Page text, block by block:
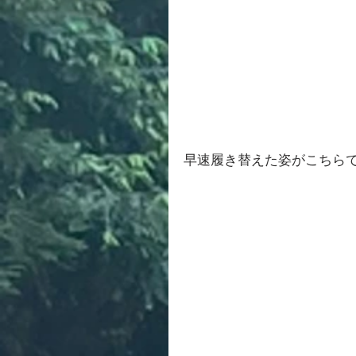
早速履き替えた姿がこちら